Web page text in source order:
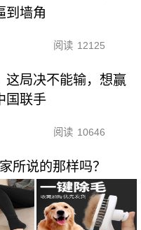
到墙角
阅读 12125
这局决不能输，想赢
国联手
阅读 10646
所说的那样吗？